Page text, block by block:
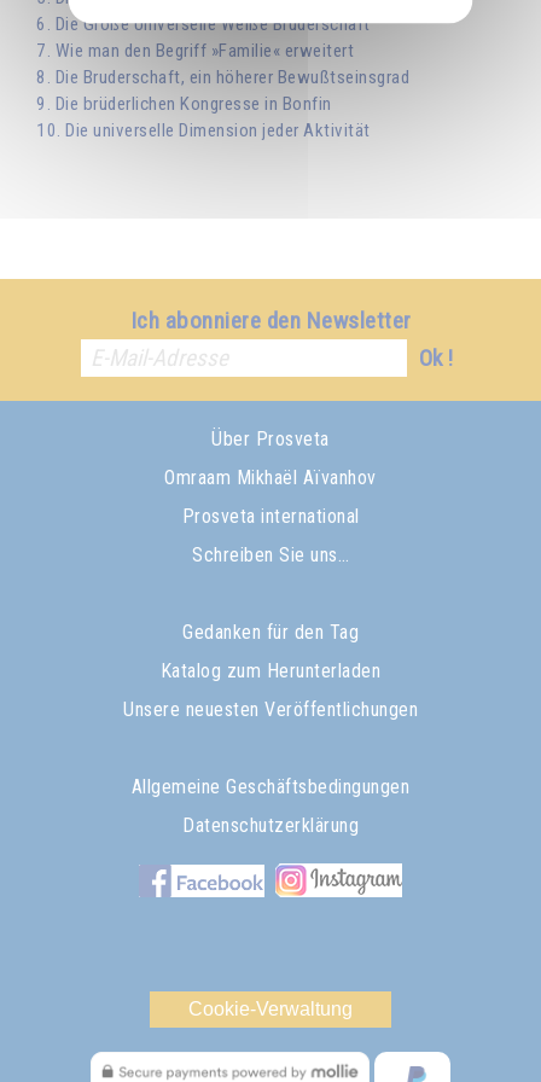
6. Die Große Universelle Weiße Bruderschaft
7. Wie man den Begriff »Familie« erweitert
8. Die Bruderschaft, ein höherer Bewußtseinsgrad
9. Die brüderlichen Kongresse in Bonfin
10. Die universelle Dimension jeder Aktivität
Ich abonniere den Newsletter
Ok !
Über Prosveta
Omraam Mikhaël Aïvanhov
Prosveta international
Schreiben Sie uns…
Gedanken für den Tag
Katalog zum Herunterladen
Unsere neuesten Veröffentlichungen
Allgemeine Geschäftsbedingungen
Datenschutzerklärung
Cookie-Verwaltung